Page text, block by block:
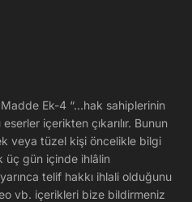
Ek-4 “…hak sahiplerinin
içerikten çıkarılır. Bunun
veya tüzel kişi öncelikle bilgi
üç gün içinde ihlâlin
telif hakkı ihlali olduğunu
vb. içerikleri bize bildirmeniz